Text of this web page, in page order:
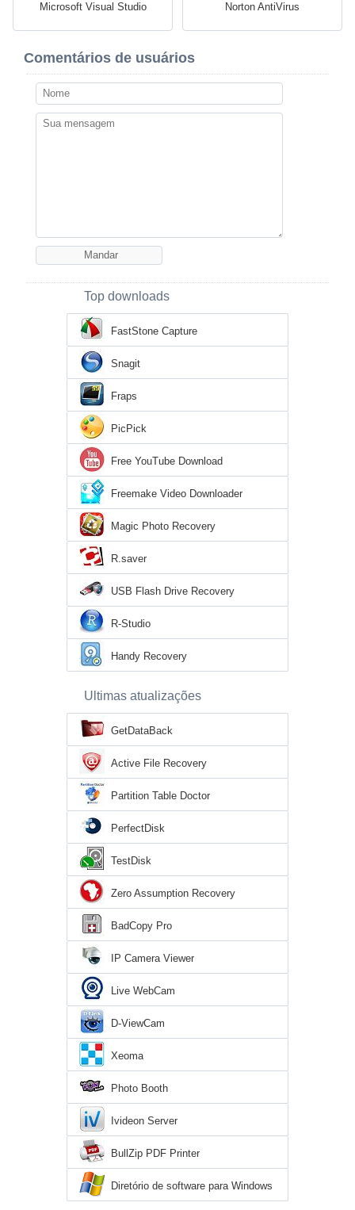
Microsoft Visual Studio Norton AntiVirus
Comentários de usuários
Top downloads
FastStone Capture
Snagit
Fraps
PicPick
Free YouTube Download
Freemake Video Downloader
Magic Photo Recovery
R.saver
USB Flash Drive Recovery
R-Studio
Handy Recovery
Ultimas atualizações
GetDataBack
Active File Recovery
Partition Table Doctor
PerfectDisk
TestDisk
Zero Assumption Recovery
BadCopy Pro
IP Camera Viewer
Live WebCam
D-ViewCam
Xeoma
Photo Booth
Ivideon Server
BullZip PDF Printer
Diretório de software para Windows
XP